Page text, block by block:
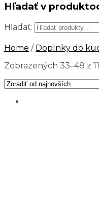
Home / Doplnky do
Zobrazených 33–48 z
Hľadať v
Hľadať: